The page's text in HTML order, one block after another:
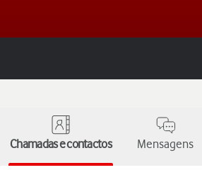
Chamadas e contactos Mensagens